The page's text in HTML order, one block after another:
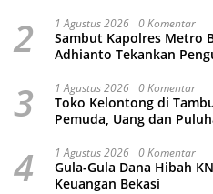
2 1 Agustus 2026 0 Komentar
Sambut Kapolres Metro
Adhianto Tekankan
3 1 Agustus 2026 0 Komentar
Toko Kelontong di
Pemuda, Uang dan
4 1 Agustus 2026 0 Komentar
Gula-Gula Dana Hibah
Keuangan Bekasi